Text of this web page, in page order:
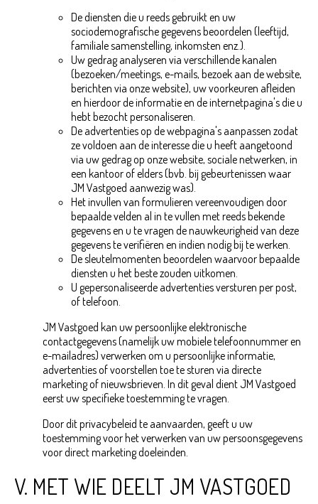
De diensten die u reeds gebruikt en uw
sociodemografische gegevens beoordelen (leeftijd,
familiale samenstelling, inkomsten enz.).
Uw gedrag analyseren via verschillende kanalen
(bezoeken/meetings, e-mails, bezoek aan de website,
berichten via onze website), uw voorkeuren afleiden
en hierdoor de informatie en de internetpagina's die u
hebt bezocht personaliseren.
De advertenties op de webpagina's aanpassen zodat
ze voldoen aan de interesse die u heeft aangetoond
via uw gedrag op onze website, sociale netwerken, in
een kantoor of elders (bvb. bij gebeurtenissen waar
JM Vastgoed aanwezig was).
Het invullen van formulieren vereenvoudigen door
bepaalde velden al in te vullen met reeds bekende
gegevens en u te vragen de nauwkeurigheid van deze
gegevens te verifiëren en indien nodig bij te werken.
De sleutelmomenten beoordelen waarvoor bepaalde
diensten u het beste zouden uitkomen.
U gepersonaliseerde advertenties versturen per post,
of telefoon.
JM Vastgoed kan uw persoonlijke elektronische
contactgegevens (namelijk uw mobiele telefoonnummer en
e-mailadres) verwerken om u persoonlijke informatie,
advertenties of voorstellen toe te sturen via directe
marketing of nieuwsbrieven. In dit geval dient JM Vastgoed
eerst uw specifieke toestemming te vragen.
Door dit privacybeleid te aanvaarden, geeft u uw
toestemming voor het verwerken van uw persoonsgegevens
voor direct marketing doeleinden.
V. MET WIE DEELT JM VASTGOED